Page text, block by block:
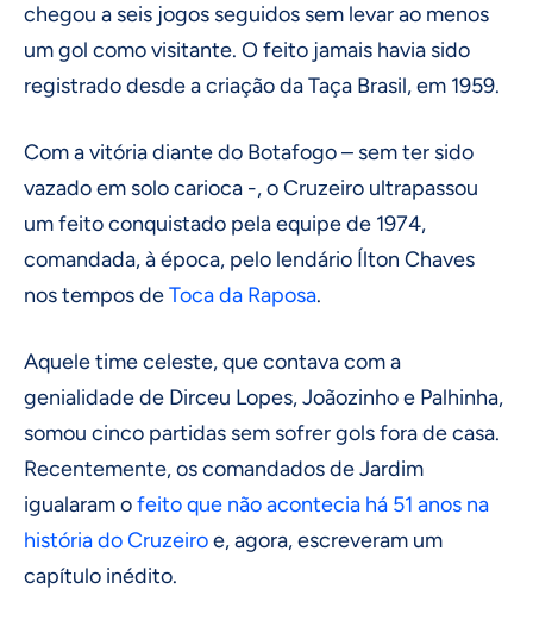
chegou a seis jogos seguidos sem levar ao menos
um gol como visitante. O feito jamais havia sido
registrado desde a criação da Taça Brasil, em 1959.
Com a vitória diante do Botafogo – sem ter sido
vazado em solo carioca -, o Cruzeiro ultrapassou
um feito conquistado pela equipe de 1974,
comandada, à época, pelo lendário Ílton Chaves
nos tempos deToca da Raposa.
Aquele time celeste, que contava com a
genialidade de Dirceu Lopes, Joãozinho e Palhinha,
somou cinco partidas sem sofrer gols fora de casa.
Recentemente, os comandados de Jardim
igualaram ofeito que não acontecia há 51 anos na
história do Cruzeiroe, agora, escreveram um
capítulo inédito.